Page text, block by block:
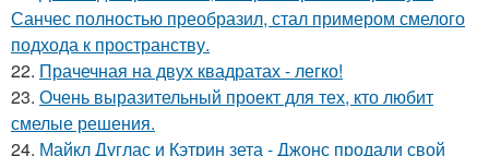
Санчес полностью преобразил, стал примером смелого
подхода к пространству.
22. Прачечная на двух квадратах - легко!
23. Очень выразительный проект для тех, кто любит
смелые решения.
24. Майкл Дуглас и Кэтрин зета - Джонс продали свой